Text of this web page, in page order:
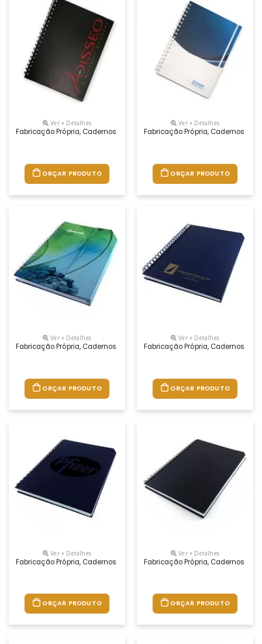
Ver + Detalhes
Fabricação Própria, Cadernos Personalizados Do Seu Jeito.tamanhos
ORÇAR PRODUTO
Ver + Detalhes
Fabricação Própria, Cadernos
ORÇAR PRODUTO
Ver + Detalhes
Fabricação Própria, Cadernos Personalizados Do Seu Jeito.tamanhos
ORÇAR PRODUTO
Ver + Detalhes
Fabricação Própria, Cadernos
ORÇAR PRODUTO
Ver + Detalhes
Fabricação Própria, Cadernos Personalizados Do Seu Jeito.tamanhos
ORÇAR PRODUTO
Ver + Detalhes
Fabricação Própria, Cadernos
ORÇAR PRODUTO